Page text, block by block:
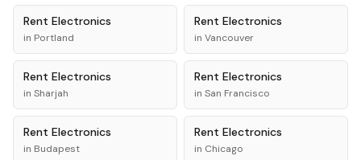
Rent Electronics
in Portland
Rent Electronics
in Vancouver
Rent Electronics
in Sharjah
Rent Electronics
in San Francisco
Rent Electronics
in Budapest
Rent Electronics
in Chicago